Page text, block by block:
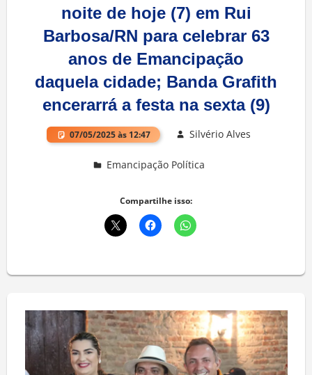
noite de hoje (7) em Rui
Barbosa/RN para celebrar 63
anos de Emancipação
daquela cidade; Banda Grafith
encerarrá a festa na sexta (9)
07/05/2025 às 12:47 Silvério Alves
Emancipação Política
Compartilhe isso: